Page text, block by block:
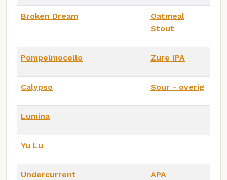
Broken Dream
Oatmeal
Stout
Pompelmocello Zure IPA
Calypso Sour - overig
Lumina
Yu Lu
Undercurrent APA